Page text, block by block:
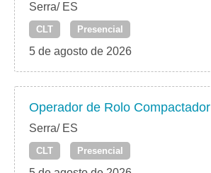
Serra/ ES
CLT Presencial
5 de agosto de 2026
Operador de Rolo Compactador
Serra/ ES
CLT Presencial